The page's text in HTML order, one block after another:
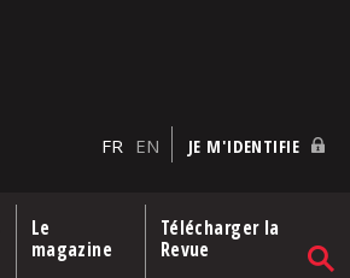
FR EN JE M'IDENTIFIE
Le
magazine
Télécharger la
Revue